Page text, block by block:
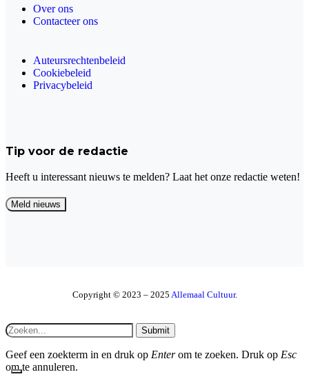
Over ons
Contacteer ons
Auteursrechtenbeleid
Cookiebeleid
Privacybeleid
Tip voor de redactie
Heeft u interessant nieuws te melden? Laat het onze redactie weten!
Copyright © 2023 – 2025 Allemaal Cultuur.
Submit
Geef een zoekterm in en druk op Enterom te zoeken. Druk op Esc
om te annuleren.